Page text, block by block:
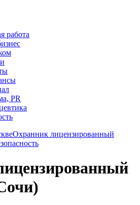
работа
PR
Охранник лицензированный